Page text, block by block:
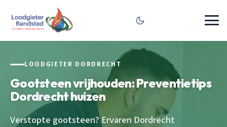
LOODGIETER DORDRECHT
Gootsteen vrijhouden: Preventietips
Dordrecht huizen
Verstopte gootsteen? Ervaren Dordrecht